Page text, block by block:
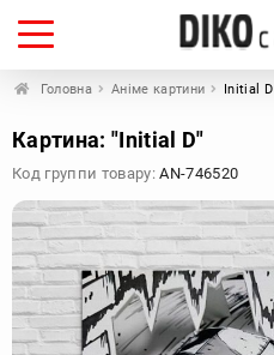
Головна Аніме картини Initial D
Картина: "Initial D"
Код группи товару:AN-746520